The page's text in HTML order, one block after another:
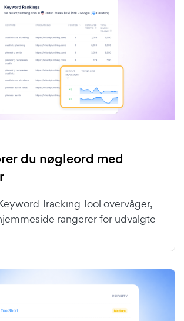
du nøgleord med
Tracking Tool overvåger,
rangerer for udvalgte